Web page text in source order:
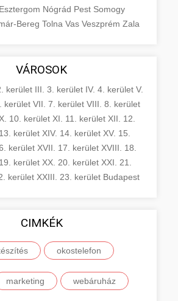
Nógrád Pest Somogy
Bereg Tolna Vas Veszprém Zala
VÁROSOK
kerület III. 3. kerület IV. 4. kerület V.
kerület VII. 7. kerület VIII. 8. kerület
X. 10. kerület XI. 11. kerület XII. 12.
kerület XIV. 14. kerület XV. 15.
kerület XVII. 17. kerület XVIII. 18.
kerület XX. 20. kerület XXI. 21.
kerület XXIII. 23. kerület Budapest
CIMKÉK
okostelefon
marketing webáruház